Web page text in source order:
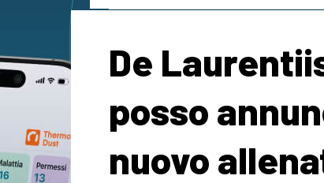
De
posso
nuovo